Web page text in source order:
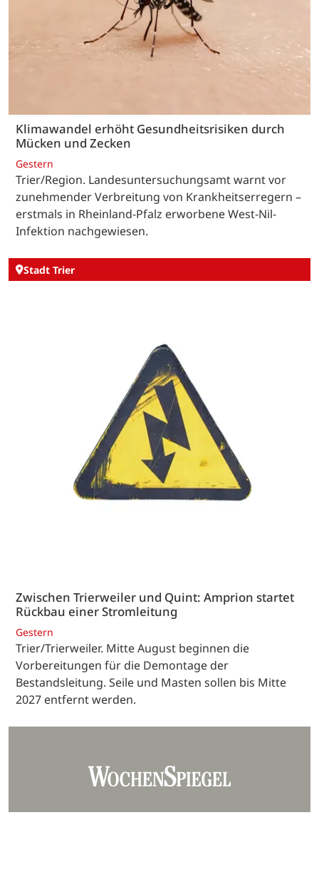
Klimawandel erhöht Gesundheitsrisiken durch
Mücken und Zecken
Gestern
Trier/Region. Landesuntersuchungsamt warnt vor
zunehmender Verbreitung von Krankheitserregern –
erstmals in Rheinland-Pfalz erworbene West-Nil-
Infektion nachgewiesen.
Stadt Trier
Zwischen Trierweiler und Quint: Amprion startet
Rückbau einer Stromleitung
Gestern
Trier/Trierweiler. Mitte August beginnen die
Vorbereitungen für die Demontage der
Bestandsleitung. Seile und Masten sollen bis Mitte
2027 entfernt werden.